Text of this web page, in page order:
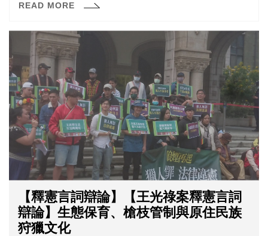
子與他人在網路上論戰並鬧上法院，最後判決其必須刊登
日召開說明會，與專家學者們討論第656號解釋是否有變更
的需要。
READ MORE
【釋憲言詞辯論】【王光祿案釋憲言詞
辯論】生態保育、槍枝管制與原住民族
狩獵文化